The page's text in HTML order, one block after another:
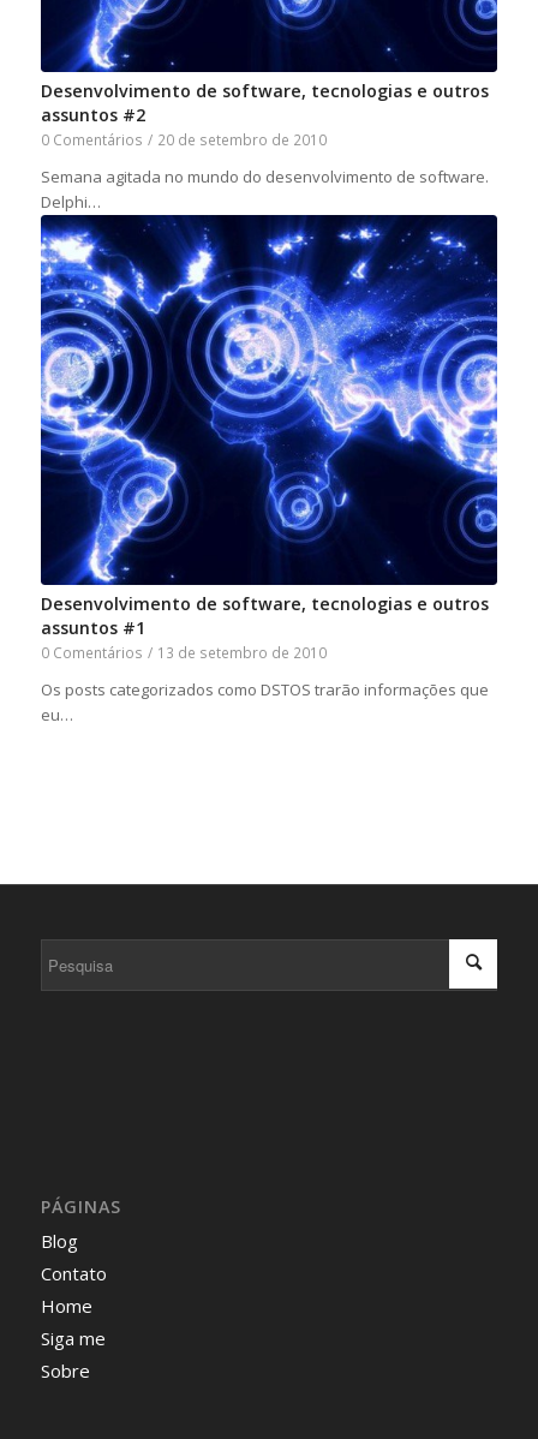
Desenvolvimento de software, tecnologias e outros
assuntos #2
0 Comentários / 20 de setembro de 2010
Semana agitada no mundo do desenvolvimento de software.
Delphi…
Desenvolvimento de software, tecnologias e outros
assuntos #1
0 Comentários / 13 de setembro de 2010
Os posts categorizados como DSTOS trarão informações que
eu…
PÁGINAS
Blog
Contato
Home
Siga me
Sobre